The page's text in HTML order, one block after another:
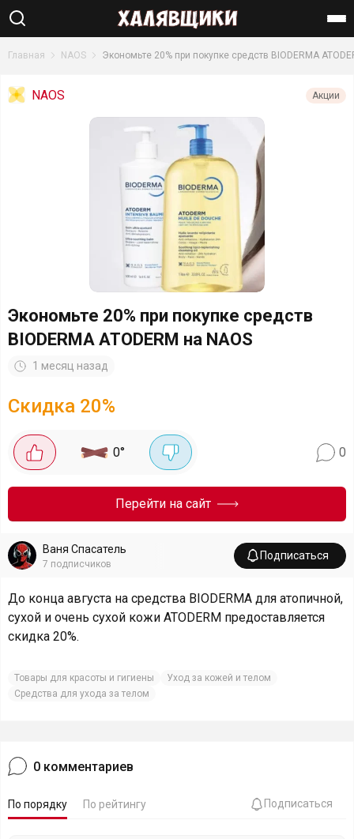
Найти
Главная NAOS Экономьте 20% при покупке средств BIODERMA
NAOS Акции
Экономьте 20% при покупке средств
BIODERMA ATODERM на NAOS
1 месяц назад
Скидка 20%
0° 0
Перейти на сайт
Ваня Спасатель
7 подписчиков
Подписаться
До конца августа на средства BIODERMA для атопичной,
сухой и очень сухой кожи ATODERM предоставляется
скидка 20%.
Товары для красоты и гигиены
Уход за кожей и телом
Средства для ухода за телом
0 комментариев
По порядку По рейтингу Подписаться